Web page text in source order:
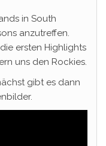
in South
anzutreffen.
ersten Highlights
uns den Rockies.
gibt es dann